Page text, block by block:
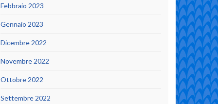
Febbraio 2023
Gennaio 2023
Dicembre 2022
Novembre 2022
Ottobre 2022
Settembre 2022